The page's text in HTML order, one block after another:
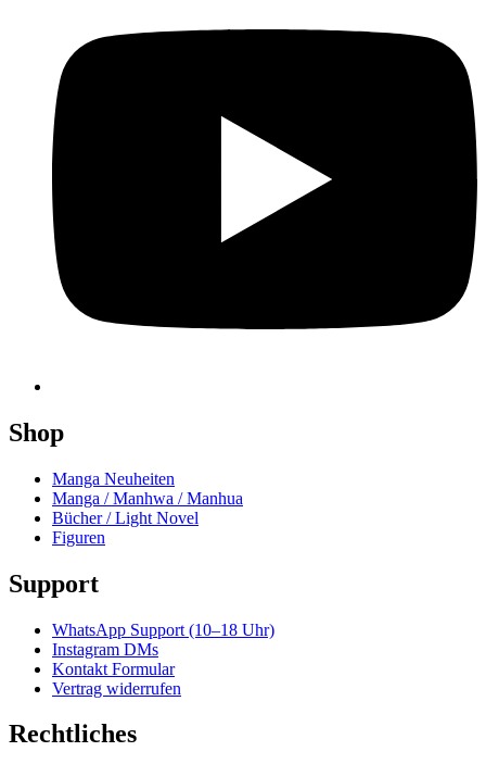
Shop
Manga Neuheiten
Manga / Manhwa / Manhua
Bücher / Light Novel
Figuren
Support
WhatsApp Support (10–18 Uhr)
Instagram DMs
Kontakt Formular
Vertrag widerrufen
Rechtliches